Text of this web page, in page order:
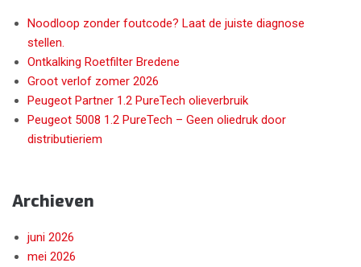
Noodloop zonder foutcode? Laat de juiste diagnose
stellen.
Ontkalking Roetfilter Bredene
Groot verlof zomer 2026
Peugeot Partner 1.2 PureTech olieverbruik
Peugeot 5008 1.2 PureTech – Geen oliedruk door
distributieriem
Archieven
juni 2026
mei 2026